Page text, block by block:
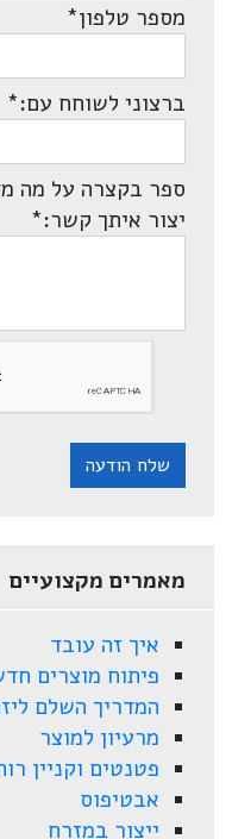
מספר טלפון*
ברצוני לשוחח עם:*
ספר בקצרה על מה
יצור איתך קשר:*
שלח הודעה
מאמרים מקצועיים
איך זה עובד
פיתוח מוצרים
המדריך השלם
מרעיון למוצר
פטנטים וקניין
אבטיפוס
ייצור במזרח